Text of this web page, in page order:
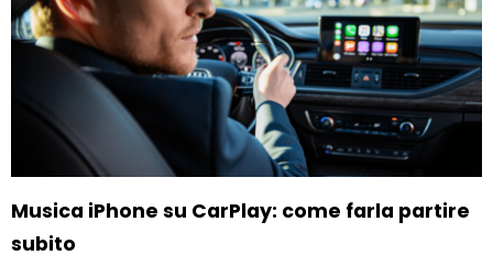
Musica iPhone su CarPlay: come farla partire
subito